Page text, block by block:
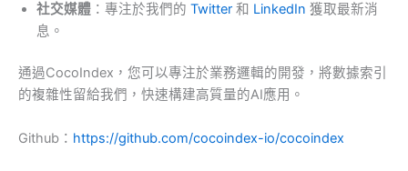
社交媒體 ：專注於我們的 Twitter 和 LinkedIn 獲取最新消
息。
通過CocoIndex，您可以專注於業務邏輯的開發，將數據索引
的複雜性留給我們，快速構建高質量的AI應用。
Github： https://github.com/cocoindex-io/cocoindex